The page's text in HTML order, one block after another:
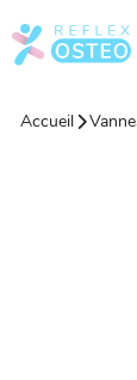
Accueil